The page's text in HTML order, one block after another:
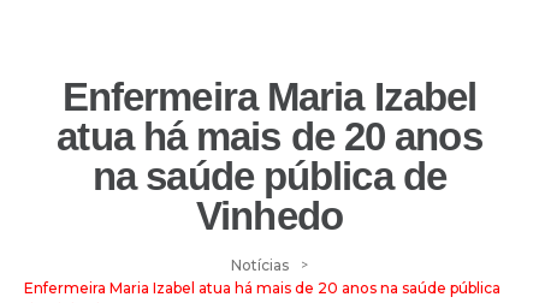
Enfermeira Maria Izabel
atua há mais de 20 anos
na saúde pública de
Vinhedo
Notícias >
Enfermeira Maria Izabel atua há mais de 20 anos na saúde pública